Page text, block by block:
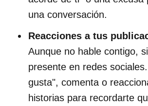
una conversación.
Reacciones a tus
Aunque no hable contigo,
presente en redes
gusta", comenta o
historias para recordarte